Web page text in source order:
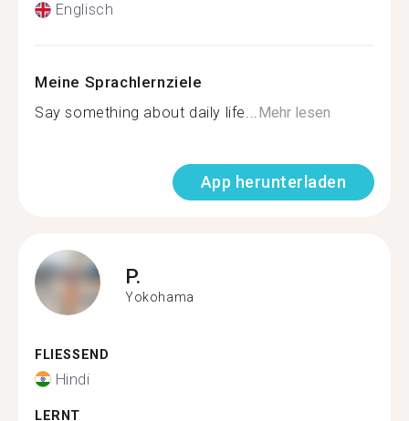
Englisch
Meine Sprachlernziele
Say something about daily life...Mehr lesen
App herunterladen
P.
Yokohama
FLIESSEND
Hindi
LERNT